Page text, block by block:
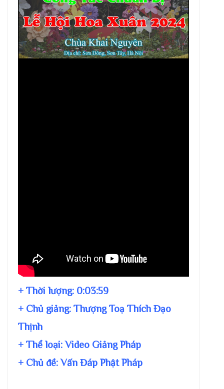
+ Thời lượng: 0:03:59
+ Chủ giảng: Thượng Toạ Thích Đạo
Thịnh
+ Thể loại: Video Giảng Pháp
+ Chủ đề:Vấn Đáp Phật Pháp